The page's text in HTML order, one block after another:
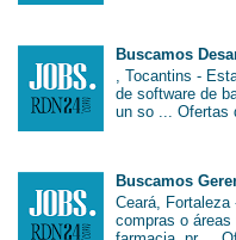
Buscamos
, Tocantins -
de software de
un so ... Ofertas
Buscamos
Ceará,
compras o